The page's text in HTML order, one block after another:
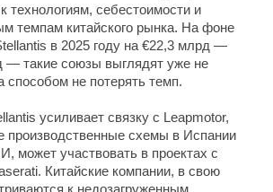
технологиям, себестоимости и
темпам китайского рынка. На фоне
в 2025 году на €22,3 млрд —
— такие союзы выглядят уже не
способом не потерять темп.
усиливает связку с Leapmotor,
производственные схемы в Испании
может участвовать в проектах с
Китайские компании, в свою
к недозагруженным